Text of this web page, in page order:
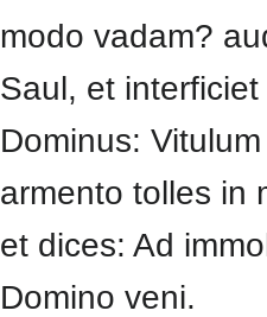
modo vadam?
Saul, et
Dominus:
armento tolles in
et dices: Ad
Domino veni.